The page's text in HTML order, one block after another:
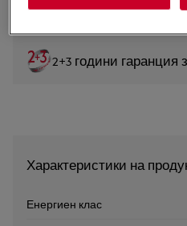
потребителя. За безопасно
2+3 години гаранция
Характеристики на
Енергиен клас